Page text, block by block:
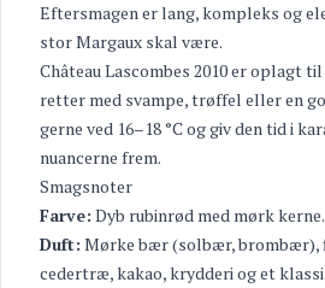
Eftersmagen er lang, kompleks og
stor Margaux skal være.
Château Lascombes 2010 er oplagt
retter med svampe, trøffel eller en
gerne ved 16–18 °C og giv den tid i
nuancerne frem.
Smagsnoter
Farve: Dyb rubinrød med mørk kerne.
Duft: Mørke bær (solbær, brombær),
cedertræ, kakao, krydderi og et